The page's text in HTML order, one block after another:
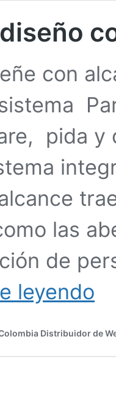
con
pida y
las
de
leyendo
Distribuidor de